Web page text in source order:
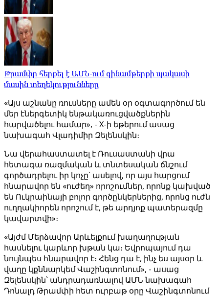
Թրամփը հերքել է ԱՄՆ-ում զինամթերքի պակասի
մասին տեղեկությունները
«Այս աշնանը ռուսները ամեն օր օգտագործում են
մեր էներգետիկ ենթակառուցվածքներին
հարվածելու համար», - X-ի եթերում ասաց
նախագահ Վլադիմիր Զելենսկին։
Նա վերահաստատել է Ռուսաստանի վրա
հետագա ռազմական և տնտեսական ճնշում
գործադրելու իր կոչը՝ ասելով, որ այս հարցում
հնարավոր են «ուժեղ» որոշումներ, որոնք կախված
են Ուկրաինայի բոլոր գործընկերներից, որոնց ուժն
ուղղակիորեն որոշում է, թե արդյոք պատերազմը
կավարտվի»։
«Այժմ Մերձավոր Արևելքում խաղաղության
հասնելու կարևոր խթան կա։ Եվրոպայում դա
նույնպես հնարավոր է։ Հենց դա է, ինչ ես այսօր և
վաղը կքննարկեմ Վաշինգտոնում», - ասաց
Զելենսկին՝ անդրադառնալով ԱՄՆ նախագահ
Դոնալդ Թրամփի հետ ուրբաթ օրը Վաշինգտոնում